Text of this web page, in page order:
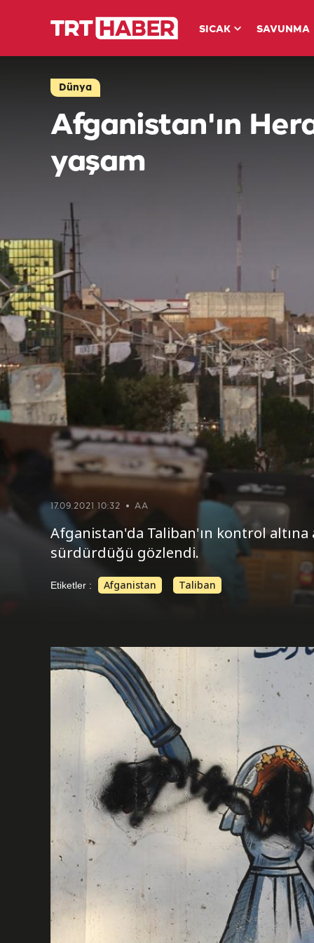
SICAK SAVUNMA
Dünya
Afganistan'ın
yaşam
17.09.2021 10:32 AA
Afganistan'da Taliban'ın kontrol altına
sürdürdüğü gözlendi.
Etiketler : Afganistan Taliban